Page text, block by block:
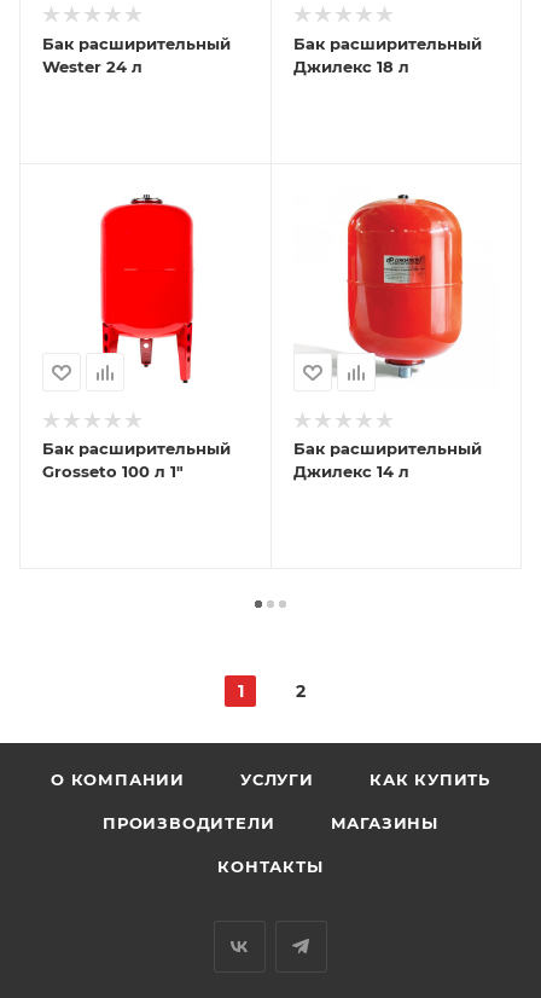
Бак расширительный
Wester 24 л
Бак расширительный
Джилекс 18 л
Бак расширительный
Grosseto 100 л 1"
Бак расширительный
Джилекс 14 л
1 2
О КОМПАНИИ УСЛУГИ КАК КУПИТЬ
ПРОИЗВОДИТЕЛИ МАГАЗИНЫ
КОНТАКТЫ